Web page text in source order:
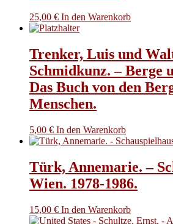
25,00 € In den Warenkorb
Trenker, Luis und
Schmidkunz. – Berge
Das Buch von den
Menschen.
5,00 € In den Warenkorb
Türk, Annemarie. –
Wien. 1978-1986.
15,00 € In den Warenkorb